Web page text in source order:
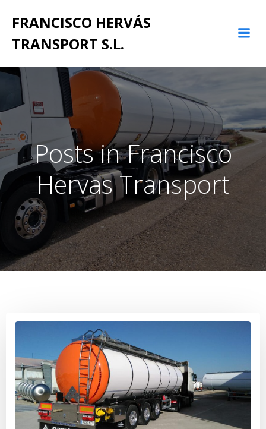
al
FRANCISCO HERVÁS
TRANSPORT S.L.
Posts in Francisco
Hervas Transport